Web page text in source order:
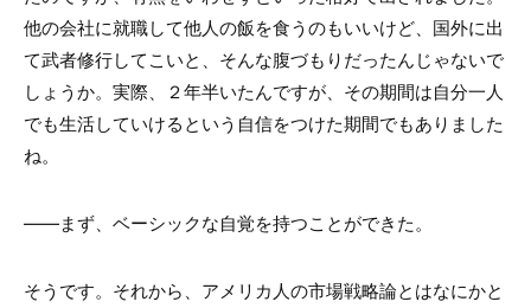
他の会社に就職して他人の飯を食うのもいいけど、国外に出
て武者修行してこいと、そんな腹づもりだったんじゃないで
しょうか。実際、２年半いたんですが、その期間は自分一人
でも生活していけるという自信をつけた期間でもありました
ね。
――まず、ベーシックな自覚を持つことができた。
そうです。それから、アメリカ人の市場戦略論とはなにかと